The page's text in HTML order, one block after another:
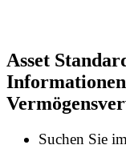
Asset
Suchen Sie